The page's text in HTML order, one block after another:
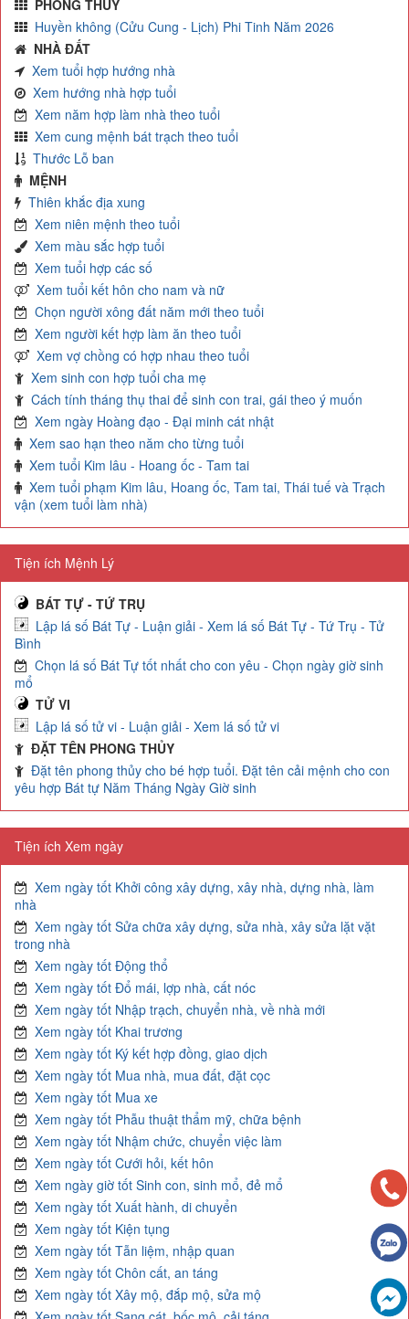
PHONG THỦY
Huyền không (Cửu Cung - Lịch) Phi Tinh Năm 2026
NHÀ ĐẤT
Xem tuổi hợp hướng nhà
Xem hướng nhà hợp tuổi
Xem năm hợp làm nhà theo tuổi
Xem cung mệnh bát trạch theo tuổi
Thước Lỗ ban
MỆNH
Thiên khắc địa xung
Xem niên mệnh theo tuổi
Xem màu sắc hợp tuổi
Xem tuổi hợp các số
Xem tuổi kết hôn cho nam và nữ
Chọn người xông đất năm mới theo tuổi
Xem người kết hợp làm ăn theo tuổi
Xem vợ chồng có hợp nhau theo tuổi
Xem sinh con hợp tuổi cha mẹ
Cách tính tháng thụ thai để sinh con trai, gái theo ý muốn
Xem ngày Hoàng đạo - Đại minh cát nhật
Xem sao hạn theo năm cho từng tuổi
Xem tuổi Kim lâu - Hoang ốc - Tam tai
Xem tuổi phạm Kim lâu, Hoang ốc, Tam tai, Thái tuế và Trạch
vận (xem tuổi làm nhà)
Tiện ích Mệnh Lý
BÁT TỰ - TỨ TRỤ
Lập lá số Bát Tự - Luận giải - Xem lá số Bát Tự - Tứ Trụ - Tử
Bình
Chọn lá số Bát Tự tốt nhất cho con yêu - Chọn ngày giờ sinh
mổ
TỬ VI
Lập lá số tử vi - Luận giải - Xem lá số tử vi
ĐẶT TÊN PHONG THỦY
Đặt tên phong thủy cho bé hợp tuổi. Đặt tên cải mệnh cho con
yêu hợp Bát tự Năm Tháng Ngày Giờ sinh
Tiện ích Xem ngày
Xem ngày tốt Khởi công xây dựng, xây nhà, dựng nhà, làm
nhà
Xem ngày tốt Sửa chữa xây dựng, sửa nhà, xây sửa lặt vặt
trong nhà
Xem ngày tốt Động thổ
Xem ngày tốt Đổ mái, lợp nhà, cất nóc
Xem ngày tốt Nhập trạch, chuyển nhà, về nhà mới
Xem ngày tốt Khai trương
Xem ngày tốt Ký kết hợp đồng, giao dịch
Xem ngày tốt Mua nhà, mua đất, đặt cọc
Xem ngày tốt Mua xe
Xem ngày tốt Phẫu thuật thẩm mỹ, chữa bệnh
Xem ngày tốt Nhậm chức, chuyển việc làm
Xem ngày tốt Cưới hỏi, kết hôn
Xem ngày giờ tốt Sinh con, sinh mổ, đẻ mổ
Xem ngày tốt Xuất hành, di chuyển
Xem ngày tốt Kiện tụng
Xem ngày tốt Tẫn liệm, nhập quan
Xem ngày tốt Chôn cất, an táng
Xem ngày tốt Xây mộ, đắp mộ, sửa mộ